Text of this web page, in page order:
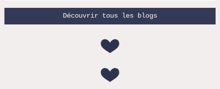
Découvrir tous les blogs